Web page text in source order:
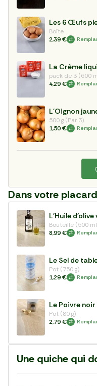
Les 6 Œufs
Boîte
2,39 €
La Crème
pack de 3 (600
4,29 €
L'Oignon
500 g (Par 3)
1,50 €
Dans votre placard
Bouteille (500
8,99 €
Le Sel de
Pot (750 g)
1,29 €
Le Poivre
Pot (80 g)
2,79 €
Une quiche qui